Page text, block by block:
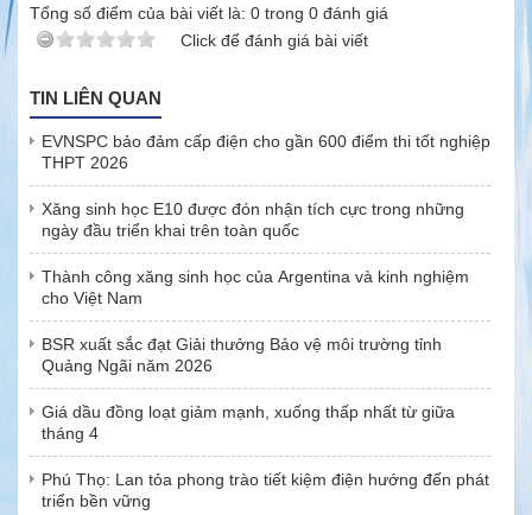
Tổng số điểm của bài viết là: 0 trong 0 đánh giá
Click để đánh giá bài viết
TIN LIÊN QUAN
EVNSPC bảo đảm cấp điện cho gần 600 điểm thi tốt nghiệp
THPT 2026
Xăng sinh học E10 được đón nhận tích cực trong những
ngày đầu triển khai trên toàn quốc
Thành công xăng sinh học của Argentina và kinh nghiệm
cho Việt Nam
BSR xuất sắc đạt Giải thưởng Bảo vệ môi trường tỉnh
Quảng Ngãi năm 2026
Giá dầu đồng loạt giảm mạnh, xuống thấp nhất từ giữa
tháng 4
Phú Thọ: Lan tỏa phong trào tiết kiệm điện hướng đến phát
triển bền vững